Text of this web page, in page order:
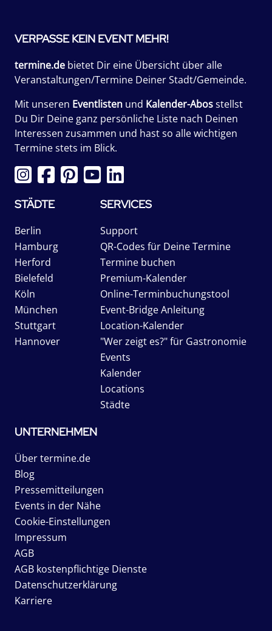
VERPASSE KEIN EVENT MEHR!
termine.de bietet Dir eine Übersicht über alle
Veranstaltungen/Termine Deiner Stadt/Gemeinde.
Mit unseren Eventlisten und Kalender-Abosstellst
Du Dir Deine ganz persönliche Liste nach Deinen
Interessen zusammen und hast so alle wichtigen
Termine stets im Blick.
STÄDTE
Berlin
Hamburg
Herford
Bielefeld
Köln
München
Stuttgart
Hannover
SERVICES
Support
QR-Codes für Deine Termine
Termine buchen
Premium-Kalender
Online-Terminbuchungstool
Event-Bridge Anleitung
Location-Kalender
"Wer zeigt es?" für Gastronomie
Events
Kalender
Locations
Städte
UNTERNEHMEN
Über termine.de
Blog
Pressemitteilungen
Events in der Nähe
Cookie-Einstellungen
Impressum
AGB
AGB kostenpflichtige Dienste
Datenschutzerklärung
Karriere